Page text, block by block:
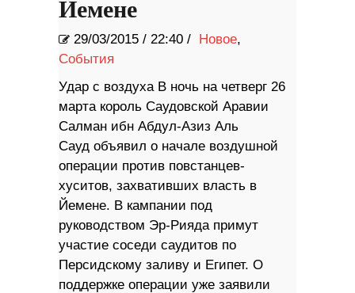
Йемене
29/03/2015 / 22:40 / Новое,
События
Удар с воздуха В ночь на четверг 26
марта король Саудовской Аравии
Салман ибн Абдул-Азиз Аль
Сауд объявил о начале воздушной
операции против повстанцев-
хуситов, захвативших власть в
Йемене. В кампании под
руководством Эр-Рияда примут
участие соседи саудитов по
Персидскому заливу и Египет. О
поддержке операции уже заявили